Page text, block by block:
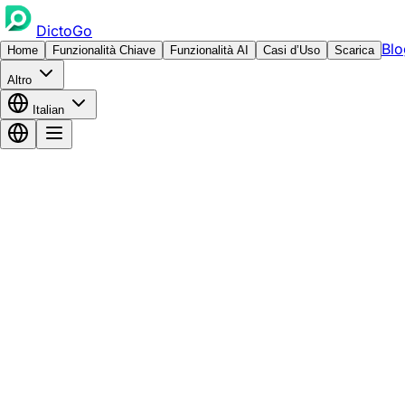
DictoGo
Home Funzionalità Chiave Funzionalità AI Casi d’Uso Scarica
Altro
Italian